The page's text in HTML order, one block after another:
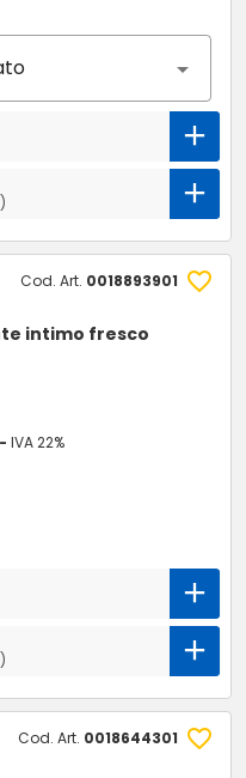
Cod. Art. 0018893901
intimo fresco
-IVA 22%
Cod. Art. 0018644301